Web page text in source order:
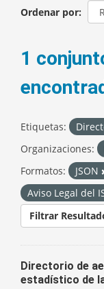
Ordenar por
1
Etiquetas:
Organizaciones:
Formatos:
JSON
Aviso Legal del
Filtrar
Directorio de
estadístico de